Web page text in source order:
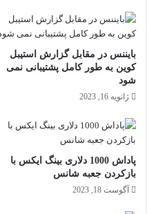
بایننس در مقابل گزارش استیبل
کوین به طور کامل پشتیبانی نمی
شود
ژانویه 16, 2023
پاداش 1000 دلاری بینگ ایکس با
بازکردن جعبه شانس
آگوست 18, 2023